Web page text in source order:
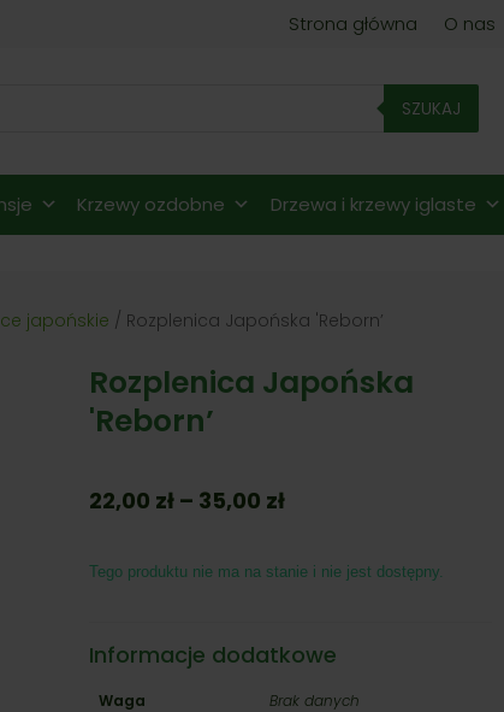
Strona główna O nas
SZUKAJ
Krzewy ozdobne Drzewa i krzewy iglaste
japońskie / Rozplenica Japońska 'Reborn’
Rozplenica Japońska
'Reborn’
22,00 zł – 35,00 złZakres
22,00 zł
Tego produktu nie ma na stanie i nie jest dostępny.
Informacje dodatkowe
Waga
Brak danych